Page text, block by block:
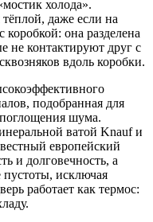
холода».
тёплой, даже если на
она разделена
не контактируют друг с
вдоль коробки.
подобранная для
шума.
ватой Knauf и
европейский
и долговечность, а
пустоты, исключая
работает как термос: